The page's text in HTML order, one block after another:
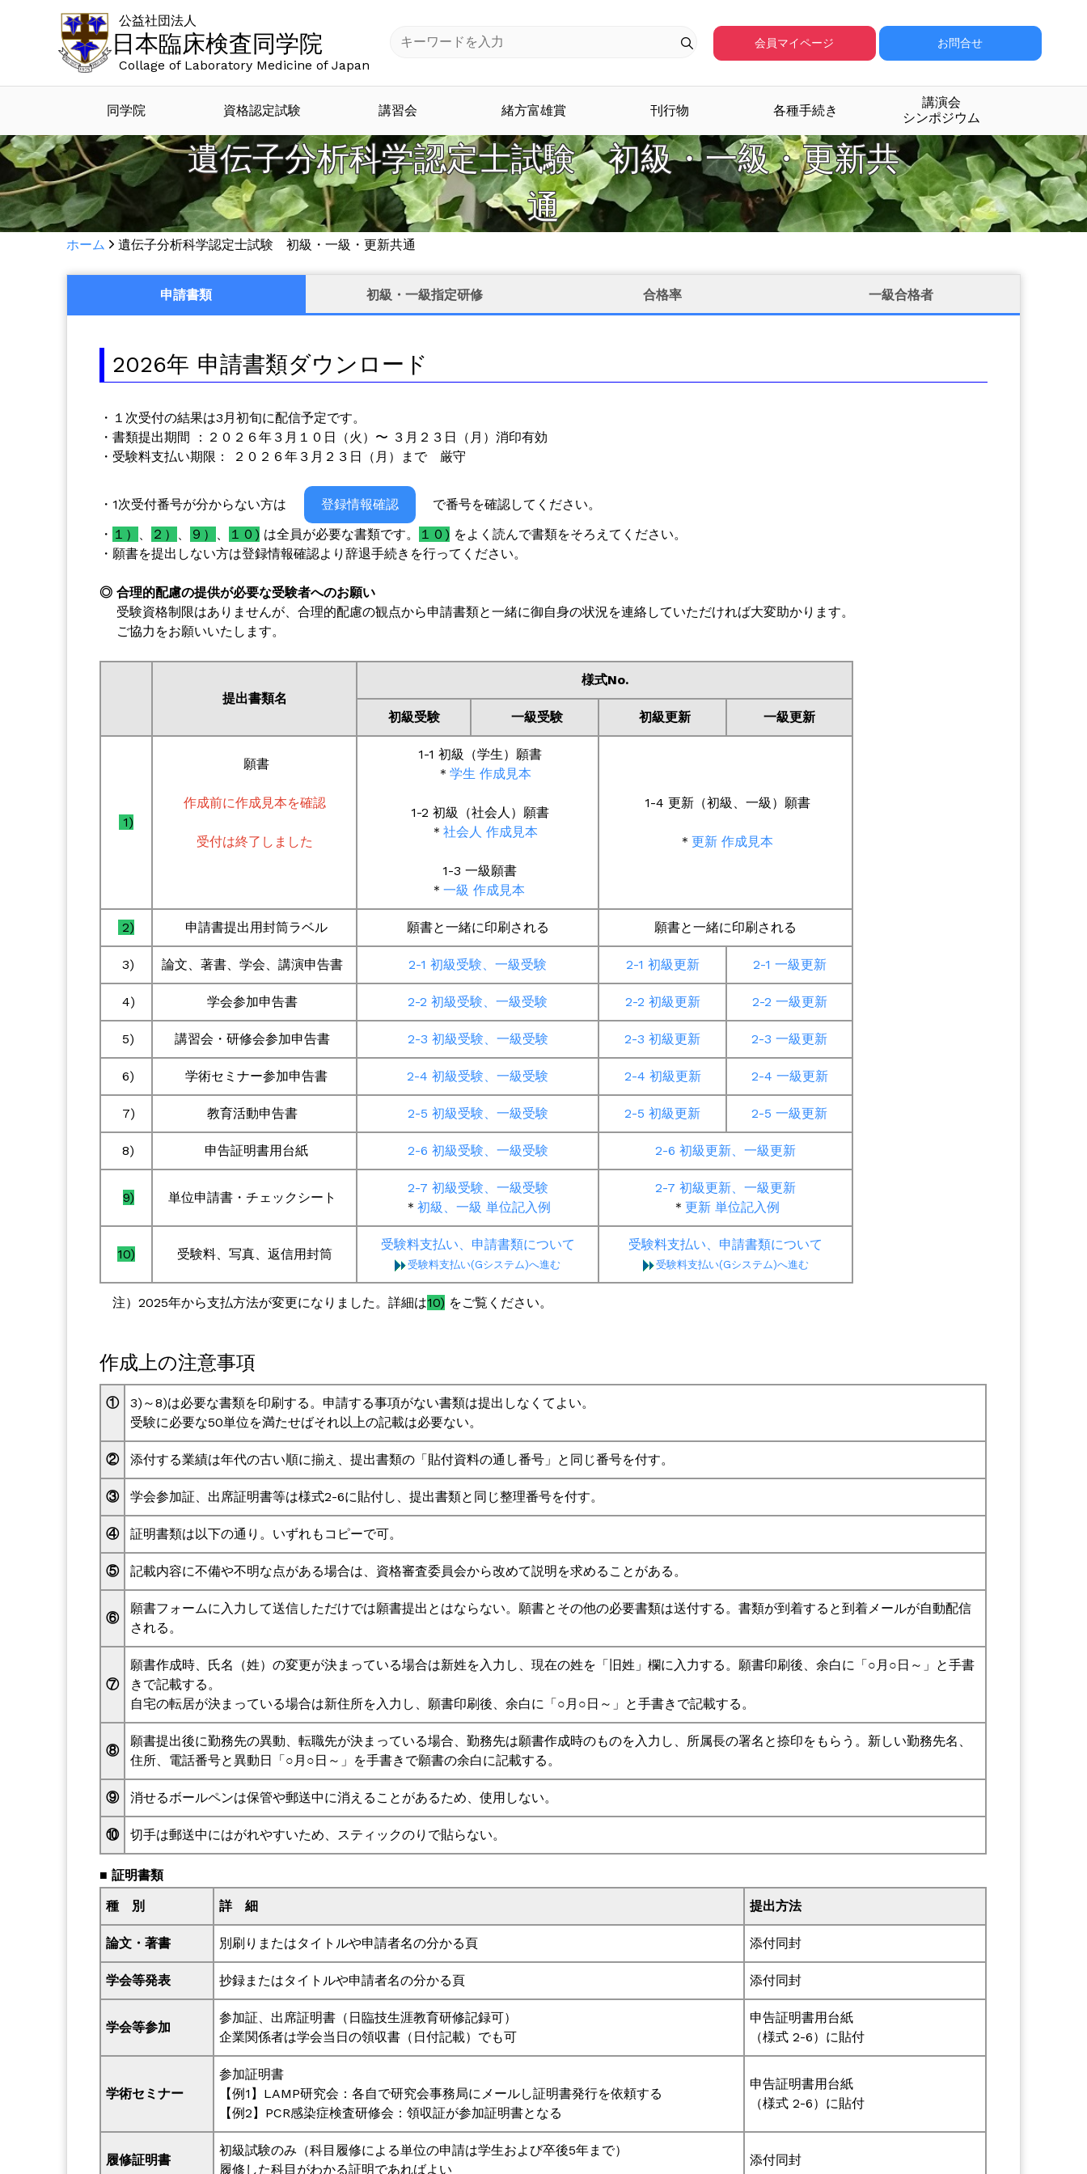
日本臨床検査同学院
公益社団法人
Collage of Laboratory Medicine of Japan
会員マイページ お問合せ
同学院 資格認定試験 講習会 緒方富雄賞 刊行物 各種手続き
講演会
シンポジウム
遺伝子分析科学認定士試験 初級・一級・更新共
通
ホーム 遺伝子分析科学認定士試験 初級・一級・更新共通
申請書類 初級・一級指定研修 合格率 一級合格者
2026年 申請書類ダウンロード
・１次受付の結果は3月初旬に配信予定です。
・書類提出期間 ：２０２６年３月１０日（火）〜 ３月２３日（月）消印有効
・受験料支払い期限： ２０２６年３月２３日（月）まで 厳守
・1次受付番号が分からない方は 登録情報確認
で番号を確認してください。
・ １） 、 ２） 、 ９） 、 １０) は全員が必要な書類です。 １０) をよく読んで書類をそろえてください。
・願書を提出しない方は登録情報確認より辞退手続きを行ってください。
◎ 合理的配慮の提供が必要な受験者へのお願い
受験資格制限はありませんが、合理的配慮の観点から申請書類と一緒に御自身の状況を連絡していただければ大変助かります。
ご協力をお願いいたします。
提出書類名
様式No.
初級受験 一級受験 初級更新 一級更新
1)
願書
作成前に作成見本を確認
受付は終了しました
1-1 初級（学生）願書
＊学生 作成見本
1-2 初級（社会人）願書
＊社会人 作成見本
1-3 一級願書
＊一級 作成見本
1-4 更新（初級、一級）願書
＊ 更新 作成見本
2) 申請書提出用封筒ラベル 願書と一緒に印刷される 願書と一緒に印刷される
3) 論文、著書、学会、講演申告書 2-1 初級受験、一級受験 2-1 初級更新 2-1 一級更新
4) 学会参加申告書 2-2 初級受験、一級受験 2-2 初級更新 2-2 一級更新
5) 講習会・研修会参加申告書 2-3 初級受験、一級受験 2-3 初級更新 2-3 一級更新
6) 学術セミナー参加申告書 2-4 初級受験、一級受験 2-4 初級更新 2-4 一級更新
7) 教育活動申告書 2-5 初級受験、一級受験 2-5 初級更新 2-5 一級更新
8) 申告証明書用台紙 2-6 初級受験、一級受験 2-6 初級更新、一級更新
9) 単位申請書・チェックシート
2-7 初級受験、一級受験
＊初級、一級 単位記入例
2-7 初級更新、一級更新
＊ 更新 単位記入例
10) 受験料、写真、返信用封筒
受験料支払い、申請書類について
受験料支払い(Gシステム)へ進む
受験料支払い、申請書類について
受験料支払い(Gシステム)へ進む
注）2025年から支払方法が変更になりました。詳細は10) をご覧ください。
作成上の注意事項
①
3)～8)は必要な書類を印刷する。申請する事項がない書類は提出しなくてよい。
受験に必要な50単位を満たせばそれ以上の記載は必要ない。
② 添付する業績は年代の古い順に揃え、提出書類の「貼付資料の通し番号」と同じ番号を付す。
③ 学会参加証、出席証明書等は様式2-6に貼付し、提出書類と同じ整理番号を付す。
④ 証明書類は以下の通り。いずれもコピーで可。
⑤ 記載内容に不備や不明な点がある場合は、資格審査委員会から改めて説明を求めることがある。
⑥
願書フォームに入力して送信しただけでは願書提出とはならない。願書とその他の必要書類は送付する。書類が到着すると到着メールが自動配信
される。
⑦
願書作成時、氏名（姓）の変更が決まっている場合は新姓を入力し、現在の姓を「旧姓」欄に入力する。願書印刷後、余白に「○月○日～」と手書
きで記載する。
自宅の転居が決まっている場合は新住所を入力し、願書印刷後、余白に「○月○日～」と手書きで記載する。
⑧
願書提出後に勤務先の異動、転職先が決まっている場合、勤務先は願書作成時のものを入力し、所属長の署名と捺印をもらう。新しい勤務先名、
住所、電話番号と異動日「○月○日～」を手書きで願書の余白に記載する。
⑨ 消せるボールペンは保管や郵送中に消えることがあるため、使用しない。
⑩ 切手は郵送中にはがれやすいため、スティックのりで貼らない。
■ 証明書類
種 別
詳 細 提出方法
論文・著書 別刷りまたはタイトルや申請者名の分かる頁 添付同封
学会等発表 抄録またはタイトルや申請者名の分かる頁 添付同封
学会等参加
参加証、出席証明書（日臨技生涯教育研修記録可）
企業関係者は学会当日の領収書（日付記載）でも可
申告証明書用台紙
（様式 2-6）に貼付
学術セミナー
参加証明書
【例1】LAMP研究会：各自で研究会事務局にメールし証明書発行を依頼する
【例2】PCR感染症検査研修会：領収証が参加証明書となる
申告証明書用台紙
（様式 2-6）に貼付
履修証明書
初級試験のみ（科目履修による単位の申請は学生および卒後5年まで）
履修した科目がわかる証明であればよい
添付同封